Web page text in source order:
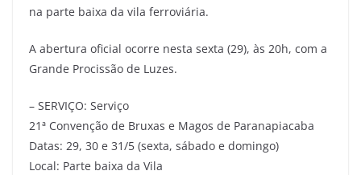
na parte baixa da vila ferroviária.
A abertura oficial ocorre nesta sexta (29), às 20h, com a
Grande Procissão de Luzes.
– SERVIÇO: Serviço
21ª Convenção de Bruxas e Magos de Paranapiacaba
Datas: 29, 30 e 31/5 (sexta, sábado e domingo)
Local: Parte baixa da Vila